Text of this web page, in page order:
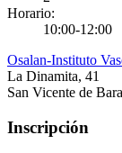
Horario:
10:00-12:00
Osalan-Instituto
La Dinamita, 41
San Vicente de
Inscripción